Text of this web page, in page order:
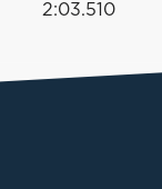
2:03.510